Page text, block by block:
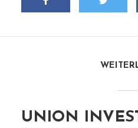
UNION